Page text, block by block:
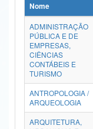
Ministério da Ciência,
Ministério do Meio Ambiente
Ministério do Turismo
Ministério do
Controladoria-Geral da União
Nome
ADMINISTRAÇÃO
PÚBLICA E DE
EMPRESAS,
CIÊNCIAS
CONTÁBEIS E
TURISMO
ANTROPOLOGIA /
ARQUEOLOGIA
ARQUITETURA,